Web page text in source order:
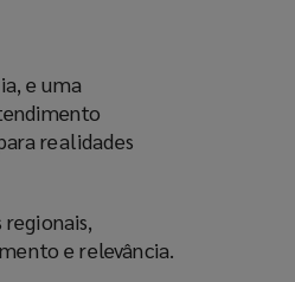
e uma
realidades
e relevância.